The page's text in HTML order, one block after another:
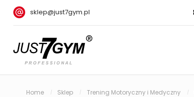
sklep@just7gym.pl
Home / Sklep / Trening Motoryczny i Medyczny /